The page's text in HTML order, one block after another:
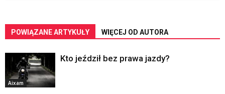
POWIĄZANE ARTYKUŁY WIĘCEJ OD AUTORA
Aixam
Kto jeździł bez prawa jazdy?